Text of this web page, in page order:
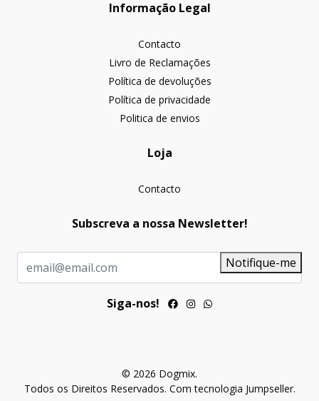
Informação Legal
Contacto
Livro de Reclamações
Política de devoluções
Política de privacidade
Politica de envios
Loja
Contacto
Subscreva a nossa Newsletter!
Notifique-me
Siga-nos!
© 2026 Dogmix.
Todos os Direitos Reservados. Com tecnologia Jumpseller.